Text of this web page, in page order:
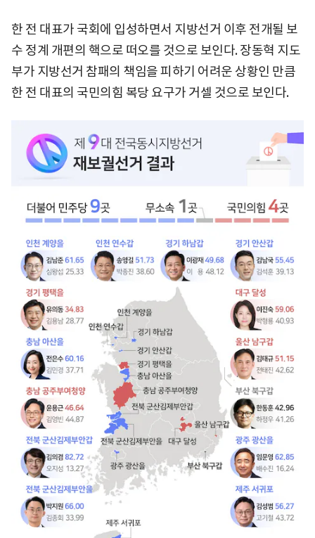
한 전 대표가 국회에 입성하면서 지방선거 이후 전개될 보
수 정계 개편의 핵으로 떠오를 것으로 보인다. 장동혁 지도
부가 지방선거 참패의 책임을 피하기 어려운 상황인 만큼
한 전 대표의 국민의힘 복당 요구가 거셀 것으로 보인다.